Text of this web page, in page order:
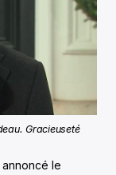
Gracieuseté
annoncé le